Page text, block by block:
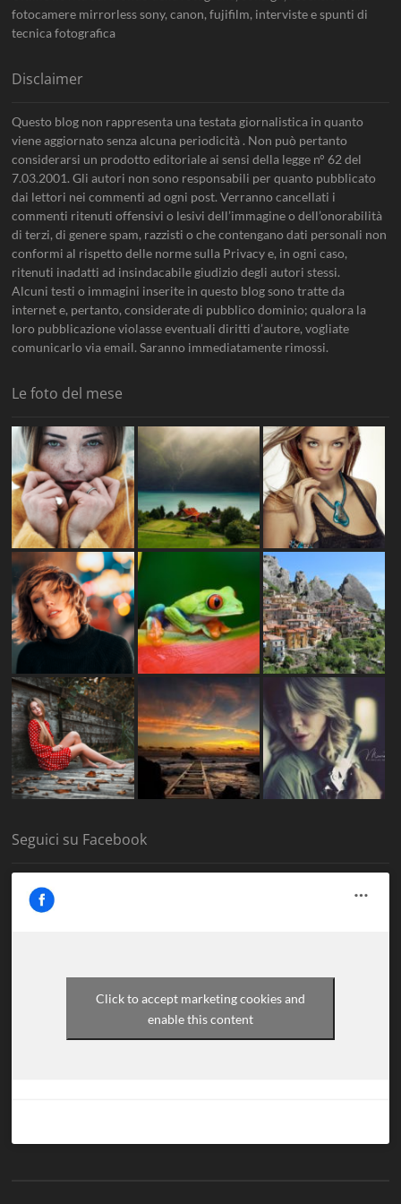
fotocamere mirrorless sony, canon, fujifilm, interviste e spunti di
tecnica fotografica
Disclaimer
Questo blog non rappresenta una testata giornalistica in quanto
viene aggiornato senza alcuna periodicità . Non può pertanto
considerarsi un prodotto editoriale ai sensi della legge n° 62 del
7.03.2001. Gli autori non sono responsabili per quanto pubblicato
dai lettori nei commenti ad ogni post. Verranno cancellati i
commenti ritenuti offensivi o lesivi dell’immagine o dell’onorabilità
di terzi, di genere spam, razzisti o che contengano dati personali non
conformi al rispetto delle norme sulla Privacy e, in ogni caso,
ritenuti inadatti ad insindacabile giudizio degli autori stessi.
Alcuni testi o immagini inserite in questo blog sono tratte da
internet e, pertanto, considerate di pubblico dominio; qualora la
loro pubblicazione violasse eventuali diritti d’autore, vogliate
comunicarlo via email. Saranno immediatamente rimossi.
Le foto del mese
Seguici su Facebook
Click to accept marketing cookies and
enable this content